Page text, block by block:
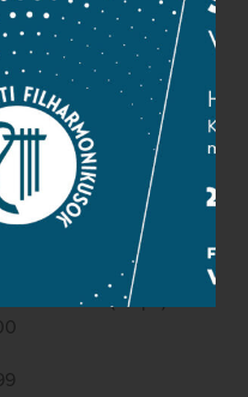
u. 1. (Müpa)